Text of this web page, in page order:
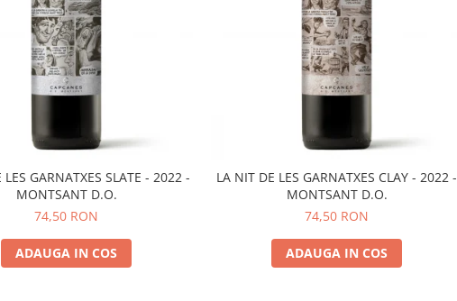
GARNATXES SLATE - 2022 -
MONTSANT D.O.
74,50 RON
ADAUGA IN COS
LA NIT DE LES GARNATXES CLAY - 2022 -
MONTSANT D.O.
74,50 RON
ADAUGA IN COS